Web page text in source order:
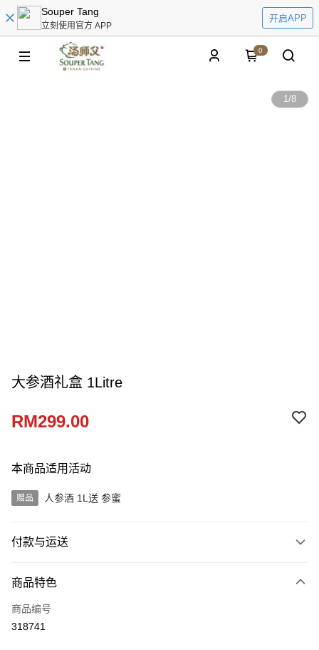
Souper Tang
立刻使用官方 APP
开启APP
0
1/8
大参酒礼盒 1Litre
RM299.00
本商品适用活动
赠品 人参酒 1L送 参蜜
付款与运送
信用卡一次付清
网上银行
商品特色
商品编号
318741